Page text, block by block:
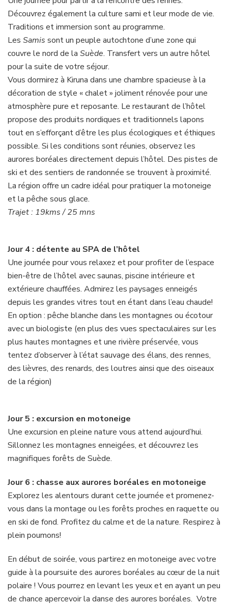
Découvrez également la culture sami et leur mode de vie.
Traditions et immersion sont au programme.
Les Samis sont un peuple autochtone d’une zone qui
couvre le nord de la Suède. Transfert vers un autre hôtel
pour la suite de votre séjour.
Vous dormirez à Kiruna dans une chambre spacieuse à la
décoration de style « chalet » joliment rénovée pour une
atmosphère pure et reposante. Le restaurant de l’hôtel
propose des produits nordiques et traditionnels lapons
tout en s’efforçant d’être les plus écologiques et éthiques
possible. Si les conditions sont réunies, observez les
aurores boréales directement depuis l’hôtel. Des pistes de
ski et des sentiers de randonnée se trouvent à proximité.
La région offre un cadre idéal pour pratiquer la motoneige
et la pêche sous glace.
Trajet : 19kms / 25 mns
Jour 4 : détente au SPA de l’hôtel
Une journée pour vous relaxez et pour profiter de l’espace
bien-être de l’hôtel avec saunas, piscine intérieure et
extérieure chauffées. Admirez les paysages enneigés
depuis les grandes vitres tout en étant dans l’eau chaude!
En option : pêche blanche dans les montagnes ou écotour
avec un biologiste (en plus des vues spectaculaires sur les
plus hautes montagnes et une rivière préservée, vous
tentez d’observer à l’état sauvage des élans, des rennes,
des lièvres, des renards, des loutres ainsi que des oiseaux
de la région)
Jour 5 : excursion en motoneige
Une excursion en pleine nature vous attend aujourd’hui.
Sillonnez les montagnes enneigées, et découvrez les
magnifiques forêts de Suède.
Jour 6 : chasse aux aurores boréales en motoneige
Explorez les alentours durant cette journée et promenez-
vous dans la montage ou les forêts proches en raquette ou
en ski de fond. Profitez du calme et de la nature. Respirez à
plein poumons!
En début de soirée, vous partirez en motoneige avec votre
guide à la poursuite des aurores boréales au cœur de la nuit
polaire ! Vous pourrez en levant les yeux et en ayant un peu
de chance apercevoir la danse des aurores boréales. Votre